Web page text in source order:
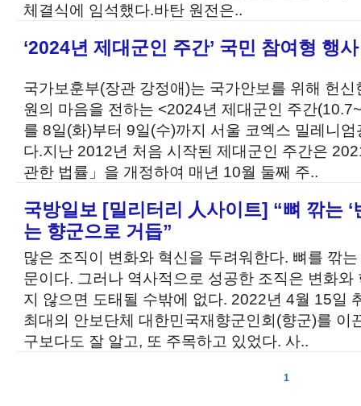
체결식에 임석했다.바탄 원전은..
‘2024년 제대군인 주간’ 국민 참여형 행
국가보훈부(장관 강정애)는 국가안보를 위해 헌
원의 마음을 전하는 <2024년 제대군인 주간
를 8일(화)부터 9일(수)까지 서울 코엑스 밀레니
다.지난 2012년 처음 시작된 제대군인 주간은
관한 법률」을 개정하여 매년 10월 둘째 주..
국방일보 [밀리터리 人사이트] “뼈 깎는 ‘
는 향군으로 거듭”
많은 조직이 변화와 혁신을 두려워한다. 뼈를 깎
문이다. 그러나 역사적으로 성공한 조직은 변화
지 않으면 도태될 수밖에 없다. 2022년 4월 15일
최대의 안보단체 대한민국재향군인회(향군)를 이
구보다도 잘 알고, 또 주목하고 있었다. 사..
1